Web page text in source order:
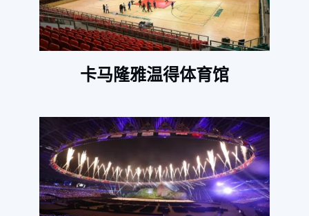
卡马隆雅温得体育馆